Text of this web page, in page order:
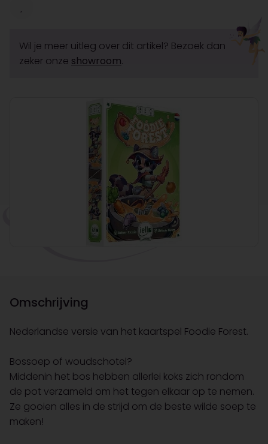
Wil je meer uitleg over dit artikel? Bezoek dan
zeker onze showroom.
Omschrijving
Nederlandse versie van het kaartspel Foodie Forest.
Bossoep of woudschotel?
Middenin het bos hebben allerlei koks zich rondom
de pot verzameld om het tegen elkaar op te nemen.
Ze gooien alles in de strijd om de beste wilde soep te
maken!